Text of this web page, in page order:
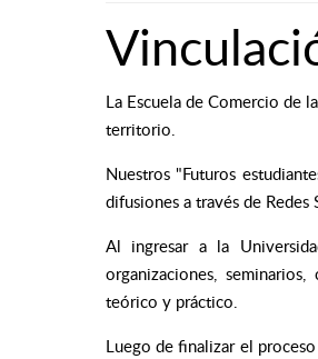
La Escuela de Comercio de
territorio.
Nuestros "Futuros
difusiones a través de Redes
Al ingresar a la
organizaciones,
teórico y práctico.
Luego de finalizar el